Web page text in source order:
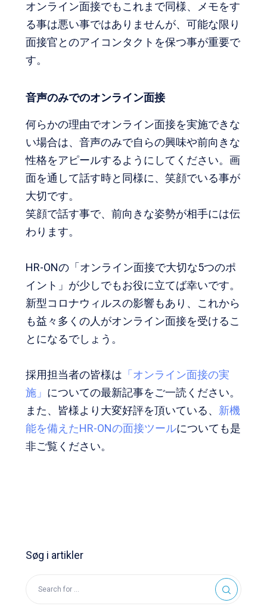
オンライン面接でもこれまで同様、メモをす
る事は悪い事ではありませんが、可能な限り
面接官とのアイコンタクトを保つ事が重要で
す。
音声のみでのオンライン面接
何らかの理由でオンライン面接を実施できな
い場合は、音声のみで自らの興味や前向きな
性格をアピールするようにしてください。画
面を通して話す時と同様に、笑顔でいる事が
大切です。
笑顔で話す事で、前向きな姿勢が相手には伝
わります。
HR-ONの「オンライン面接で大切な5つのポ
イント」が少しでもお役に立てば幸いです。
新型コロナウィルスの影響もあり、これから
も益々多くの人がオンライン面接を受けるこ
とになるでしょう。
採用担当者の皆様は 「オンライン面接の実
施」 についての最新記事をご一読ください。
また、
皆様より大変好評を頂いている、 新機
能を備えたHR-ONの面接ツールについて も是
非ご覧ください。
Søg i artikler